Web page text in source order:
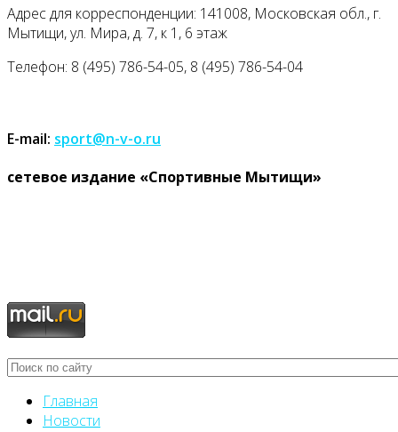
Адрес для корреспонденции: 141008, Московская обл., г.
Мытищи, ул. Мира, д. 7, к 1, 6 этаж
Телефон: 8 (495) 786-54-05, 8 (495) 786-54-04
E-mail: sport@n-v-o.ru
cетевое издание «Спортивные Мытищи»
Главная
Новости